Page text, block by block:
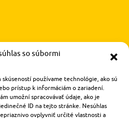
so súbormi
používame technológie, ako sú
prístup k informáciám o zariadení.
umožní spracovávať údaje, ako je
ID na tejto stránke. Nesúhlas
ovplyvniť určité vlastnosti a
Radlinského 1611/14
921 01 Piešťany